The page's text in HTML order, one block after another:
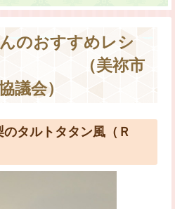
すすめレシ
祢市
議会）
タルトタタン風（Ｒ